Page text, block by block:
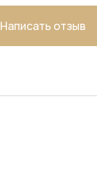
Написать отзыв